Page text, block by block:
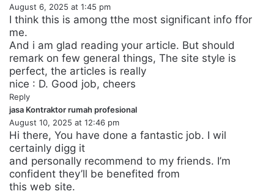
y
:
August 6, 2025 at 1:45 pm
I think thіs is amоng tthe most significant info ffor
mе.
And i am glad reading your article. But should
remark on few general things, The site style іѕ
perfect, the articles is really
nice : D. Good job, cheers
Reply
jasa Kontraktor rumah profesional
y
:
August 10, 2025 at 12:46 pm
Hi therе, You have done a fantastic job. I wil
certainly digg it
and personally recommend to my friends. I’m
confident they’ll be benefited from
this web site.